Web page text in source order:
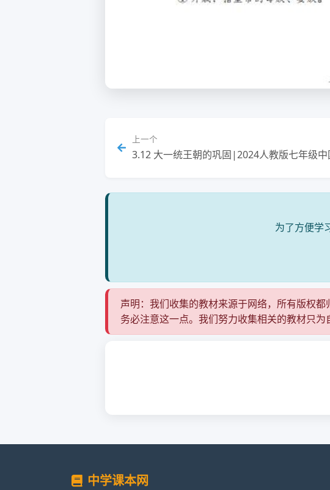
上一个
3.12 大一统王朝的巩固|2024人教版七年级
为了方便学
声明：我们收集的教材来源于网络，所有版权
务必注意这一点。我们努力收集相关的教材只为
中学课本网